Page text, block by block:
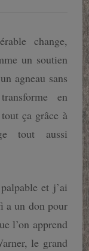
change,
un soutien
agneau sans
en
ça grâce à
tout aussi
et j’ai
a un don pour
l’on apprend
le grand